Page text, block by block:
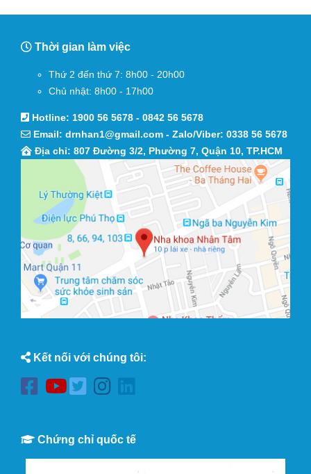
Thời gian làm việc
Thứ 2 đến thứ 7: 8h00 - 20h00
Chủ nhật: 8h00 - 17h00
Hotline: 1900 56 5678 - 0842 56 5678
Email: drnhan1@gmail.com - Zalo/Viber: 0338 56 5678
Địa chỉ: 807 Đường 3/2, Phường 7, Quận 10, TP.HCM
Kết nối với chúng tôi:
Chứng chỉ quốc tế